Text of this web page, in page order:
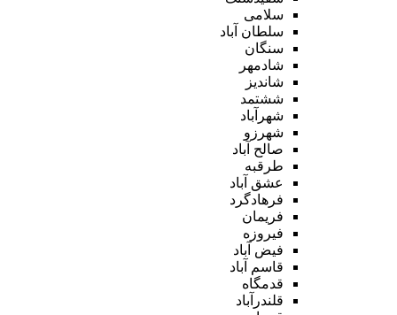
سلامی
سلطان آباد
سنگان
شادمهر
شاندیز
ششتمد
شهرآباد
شهرزو
صالح آباد
طرقبه
عشق آباد
فرهادگرد
فریمان
فیروزه
فیض آباد
قاسم آباد
قدمگاه
قلندرآباد